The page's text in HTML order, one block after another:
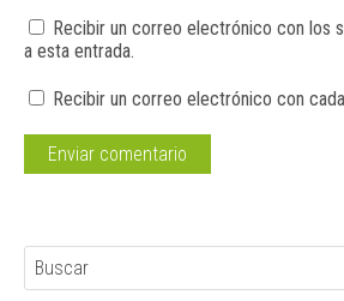
Recibir un correo electrónico con los
a esta entrada.
Recibir un correo electrónico con